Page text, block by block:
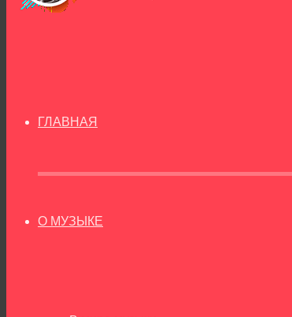
ГЛАВНАЯ
О МУЗЫКЕ